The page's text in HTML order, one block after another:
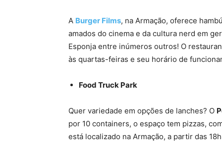
A Burger Films, na Armação, oferece
amados do cinema e da cultura nerd em
Esponja entre inúmeros outros! O
às quartas-feiras e seu horário de
Food Truck Park
Quer variedade em opções de lanches? O
por 10 containers, o espaço tem pizzas,
está localizado na Armação, a partir das